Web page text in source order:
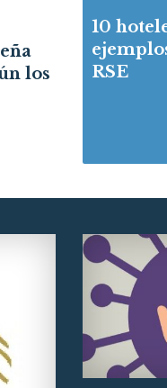
los
10
RSE